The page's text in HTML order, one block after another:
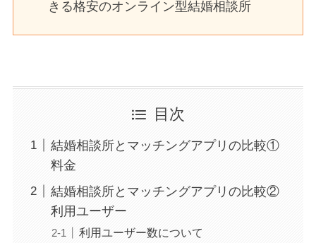
きる格安のオンライン型結婚相談所
目次
結婚相談所とマッチングアプリの比較①
料金
結婚相談所とマッチングアプリの比較②
利用ユーザー
利用ユーザー数について